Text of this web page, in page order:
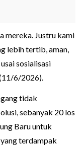
mereka. Justru kami
lebih tertib, aman,
sosialisasi
6/2026).
tidak
sebanyak 20 los
Baru untuk
terdampak